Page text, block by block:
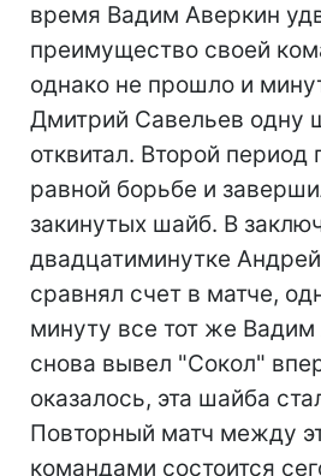
время Вадим Аверкин
преимущество своей
однако не прошло и
Дмитрий Савельев одну
отквитал. Второй период
равной борьбе и
закинутых шайб. В
двадцатиминутке
сравнял счет в матче,
минуту все тот же Вадим
снова вывел "Сокол"
оказалось, эта шайба
Повторный матч между
командами состоится